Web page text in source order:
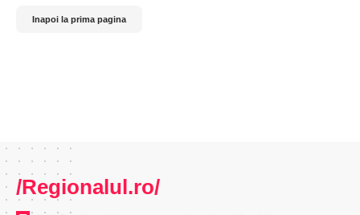
Inapoi la prima pagina
/Regionalul.ro/